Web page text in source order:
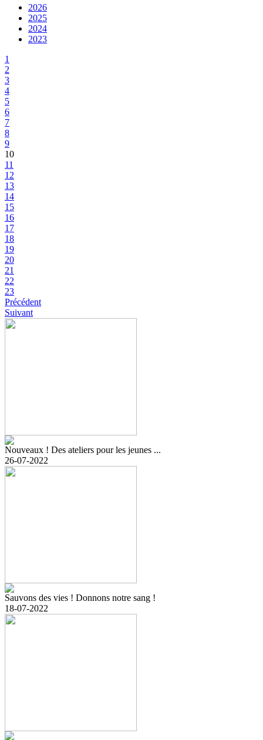
2026
2025
2024
2023
1
2
3
4
5
6
7
8
9
10
11
12
13
14
15
16
17
18
19
20
21
22
23
Précédent
Suivant
Nouveaux ! Des ateliers pour les jeunes ...
26-07-2022
Sauvons des vies ! Donnons notre sang !
18-07-2022